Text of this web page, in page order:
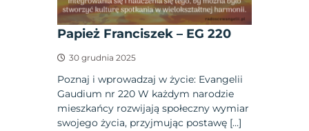
Papież Franciszek – EG 220
30 grudnia 2025
Poznaj i wprowadzaj w życie: Evangelii
Gaudium nr 220 W każdym narodzie
mieszkańcy rozwijają społeczny wymiar
swojego życia, przyjmując postawę […]